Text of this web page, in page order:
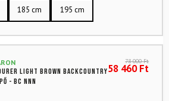
185 cm 195 cm
Light Brown backcountry
- BC NNN
78 000Ft
58 460Ft